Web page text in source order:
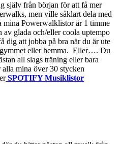
själv från början för att få mer
men ville såklart dela med
mina Powerwalklistor är 1 timme
av glada och/eller coola uptempo
dig att jobba på bra när du är ute
gymmet eller hemma. Eller…. Du
all slags träning eller bara
mina över 30 stycken
SPOTIFY Musiklistor